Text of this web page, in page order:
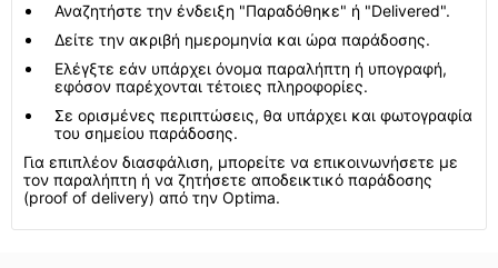
Αναζητήστε την ένδειξη "Παραδόθηκε" ή "Delivered".
Δείτε την ακριβή ημερομηνία και ώρα παράδοσης.
Ελέγξτε εάν υπάρχει όνομα παραλήπτη ή υπογραφή,
εφόσον παρέχονται τέτοιες πληροφορίες.
Σε ορισμένες περιπτώσεις, θα υπάρχει και φωτογραφία
του σημείου παράδοσης.
Για επιπλέον διασφάλιση, μπορείτε να επικοινωνήσετε με
τον παραλήπτη ή να ζητήσετε αποδεικτικό παράδοσης
(proof of delivery) από την Optima.